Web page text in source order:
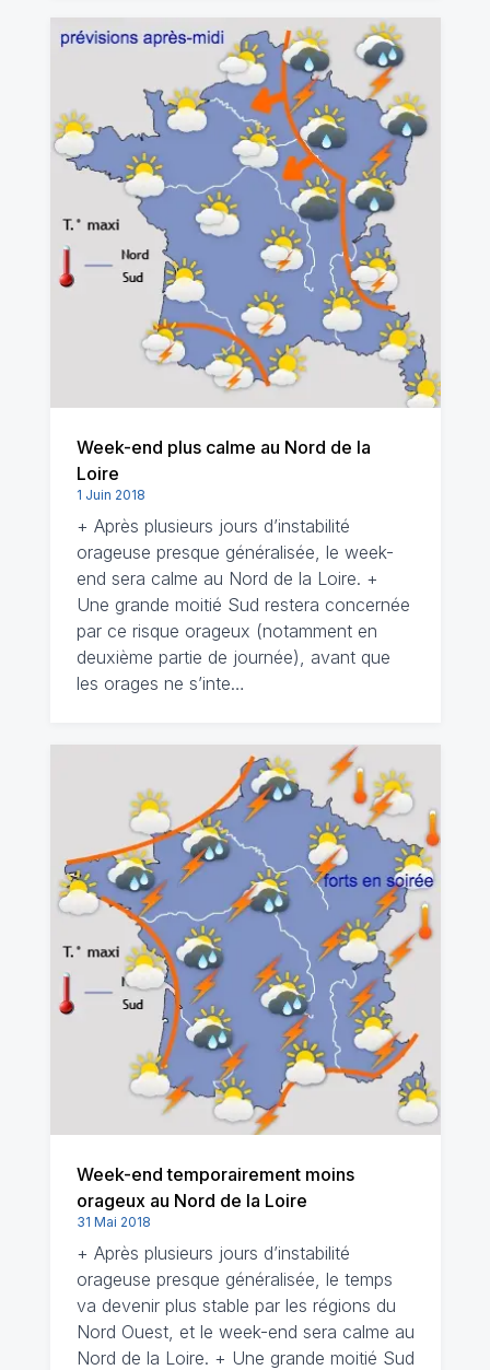
Week-end plus calme au Nord de la
Loire
1 Juin 2018
+ Après plusieurs jours d’instabilité
orageuse presque généralisée, le week-
end sera calme au Nord de la Loire. +
Une grande moitié Sud restera concernée
par ce risque orageux (notamment en
deuxième partie de journée), avant que
les orages ne s’inte…
Week-end temporairement moins
orageux au Nord de la Loire
31 Mai 2018
+ Après plusieurs jours d’instabilité
orageuse presque généralisée, le temps
va devenir plus stable par les régions du
Nord Ouest, et le week-end sera calme au
Nord de la Loire. + Une grande moitié Sud